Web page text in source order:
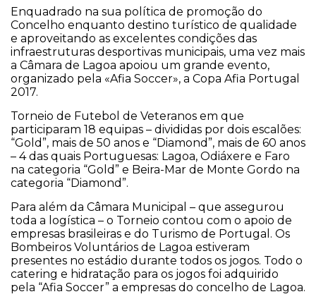
Enquadrado na sua política de promoção do
Concelho enquanto destino turístico de qualidade
e aproveitando as excelentes condições das
infraestruturas desportivas municipais, uma vez mais
a Câmara de Lagoa apoiou um grande evento,
organizado pela «Afia Soccer», a Copa Afia Portugal
2017.
Torneio de Futebol de Veteranos em que
participaram 18 equipas – divididas por dois escalões:
“Gold”, mais de 50 anos e “Diamond”, mais de 60 anos
– 4 das quais Portuguesas: Lagoa, Odiáxere e Faro
na categoria “Gold” e Beira-Mar de Monte Gordo na
categoria “Diamond”.
Para além da Câmara Municipal – que assegurou
toda a logística – o Torneio contou com o apoio de
empresas brasileiras e do Turismo de Portugal. Os
Bombeiros Voluntários de Lagoa estiveram
presentes no estádio durante todos os jogos. Todo o
catering e hidratação para os jogos foi adquirido
pela “Afia Soccer” a empresas do concelho de Lagoa.